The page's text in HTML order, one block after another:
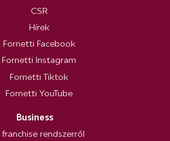
CSR
Hírek
Fornetti Facebook
Fornetti Instagram
Fornetti Tiktok
Fornetti YouTube
Business
franchise rendszerről